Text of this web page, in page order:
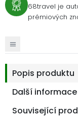
68travel je
prémiových
Popis produktu
Další informace
Související